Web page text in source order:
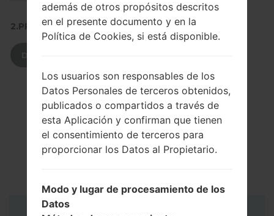
2.PRESIONE PARA DESCARGAR
además de otros propósitos descritos
en el presente documento y en la
Política de Cookies, si está disponible.
Los usuarios son responsables de los
Datos Personales de terceros obtenidos,
publicados o compartidos a través de
esta Aplicación y confirman que tienen
el consentimiento de terceros para
proporcionar los Datos al Propietario.
Modo y lugar de procesamiento de los
Datos